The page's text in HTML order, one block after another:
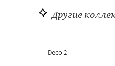
Другие
Deco 2